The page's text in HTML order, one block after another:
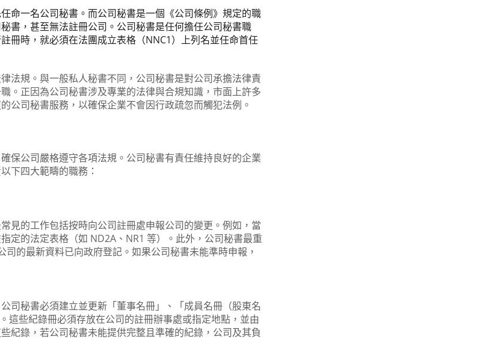
任命一名公司秘書 。而公司秘書是一個《公司條例》規定的職
書，甚至無法註冊公司。 公司秘書是任何擔任公司秘書職
冊時，就必須在法團成立表格（NNC1）上列名並任命首任
法規。與一般私人秘書不同，公司秘書是對公司承擔法律責
。正因為公司秘書涉及專業的法律與合規知識，市面上許多
公司秘書服務，以確保企業不會因行政疏忽而觸犯法例。
保公司嚴格遵守各項法規。公司秘書有責任維持良好的企業
下四大範疇的職務：
見的工作包括按時向公司註冊處申報公司的變更。例如，當
定的法定表格（如 ND2A、NR1 等）。此外，公司秘書最重
的最新資料已向政府登記。如果公司秘書未能準時申報，
司秘書必須建立並更新「董事名冊」、「成員名冊（股東名
這些紀錄冊必須存放在公司的註冊辦事處或指定地點，並由
紀錄，若公司秘書未能提供完整且準確的紀錄，公司及其負